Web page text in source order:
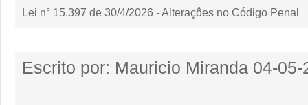
Lei n° 15.397 de 30/4/2026 - Alteraçôes no Código Penal
Escrito por: Mauricio Miranda 04-05-